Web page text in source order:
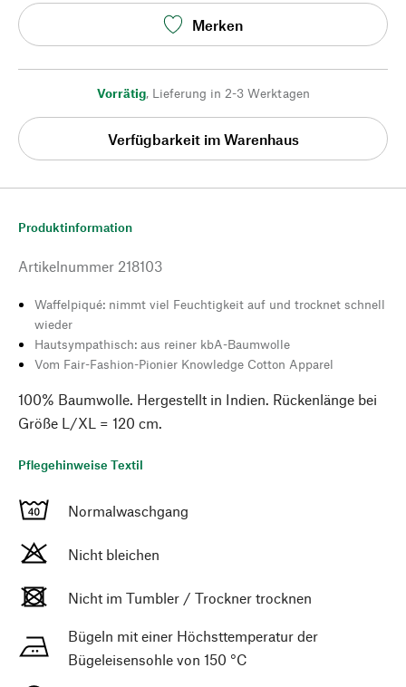
Merken
Vorrätig, Lieferung in 2-3 Werktagen
Verfügbarkeit im Warenhaus
Produktinformation
Artikelnummer 218103
Waffelpiqué: nimmt viel Feuchtigkeit auf und trocknet schnell
wieder
Hautsympathisch: aus reiner kbA-Baumwolle
Vom Fair-Fashion-Pionier Knowledge Cotton Apparel
100% Baumwolle. Hergestellt in Indien. Rückenlänge bei
Größe L/XL = 120 cm.
Pflegehinweise Textil
Normalwaschgang
Nicht bleichen
Nicht im Tumbler / Trockner trocknen
Bügeln mit einer Höchsttemperatur der
Bügeleisensohle von 150 °C